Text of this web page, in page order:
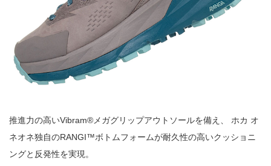
推進力の高いVibram®メガグリップアウトソールを備え、 ホカ オ
ネオネ独自のRANGI™ボトムフォームが耐久性の高いクッショニ
ングと反発性を実現。